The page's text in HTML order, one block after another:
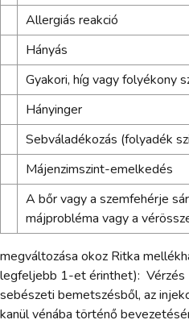
Allergiás reakció
Hányás
Gyakori, híg vagy folyékony
Hányinger
Sebváladékozás (folyadék
Májenzimszint-emelkedés
A bőr vagy a szemfehérje
májprobléma vagy a
megváltozása okoz Ritka
legfeljebb 1-et érinthet): ­ Vérzés
sebészeti bemetszésből, az
kanül vénába történő